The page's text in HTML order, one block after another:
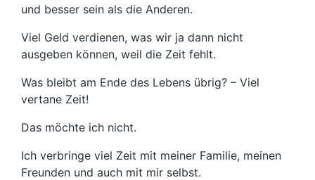
und besser sein als die Anderen.
Viel Geld verdienen, was wir ja dann nicht
ausgeben können, weil die Zeit fehlt.
Was bleibt am Ende des Lebens übrig? – Viel
vertane Zeit!
Das möchte ich nicht.
Ich verbringe viel Zeit mit meiner Familie, meinen
Freunden und auch mit mir selbst.